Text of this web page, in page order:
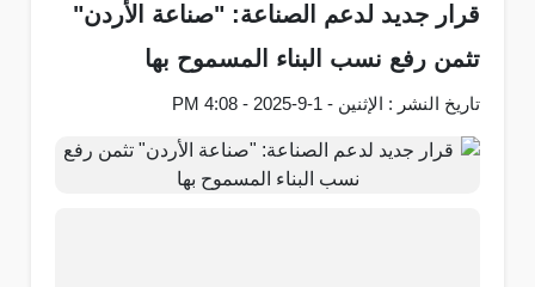
قرار جديد لدعم الصناعة: "صناعة الأردن"
تثمن رفع نسب البناء المسموح بها
تاريخ النشر : الإثنين - 1-9-2025 - 4:08 PM